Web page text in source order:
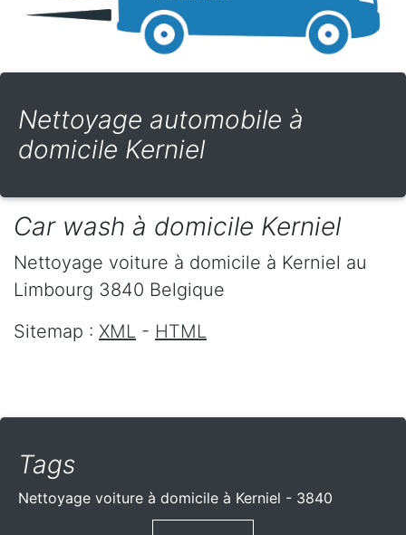
Nettoyage automobile à
domicile Kerniel
Car wash à domicile Kerniel
Nettoyage voiture à domicile à Kerniel au
Limbourg 3840 Belgique
Sitemap : XML - HTML
Tags
Nettoyage voiture à domicile à Kerniel - 3840